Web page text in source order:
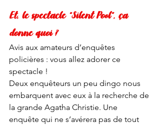
Et, le spectacle “Silent Pool”, ça
donne quoi ?
Avis aux amateurs d’enquêtes
policières : vous allez adorer ce
spectacle !
Deux enquêteurs un peu dingo nous
embarquent avec eux à la recherche de
la grande Agatha Christie. Une
enquête qui ne s’avérera pas de tout